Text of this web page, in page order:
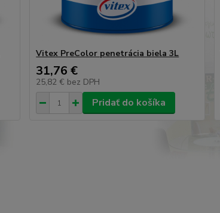
Vitex PreColor penetrácia biela 3L
31,76 €
25,82 € bez DPH
Pridať do košíka